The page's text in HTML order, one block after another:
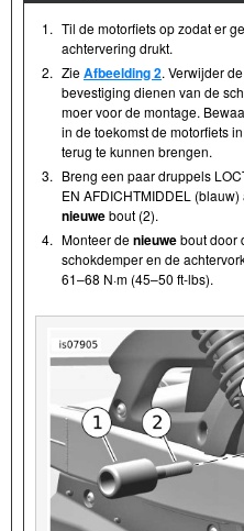
1. Til de motorfiets op zodat er
achtervering drukt.
2. ZieAfbeelding 2. Verwijder
bevestiging dienen van de
moer voor de montage.
in de toekomst de motorfiets
terug te kunnen brengen.
3. Breng een paar druppels
EN AFDICHTMIDDEL
nieuwebout (2).
4. Monteer denieuwebout door
schokdemper en de
61–68 N·m (45–50 ft-lbs).